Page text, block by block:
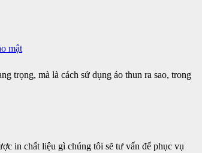
mật
trọng, mà là cách sử dụng áo thun ra sao, trong
in chất liệu gì chúng tôi sẽ tư vấn để phục vụ